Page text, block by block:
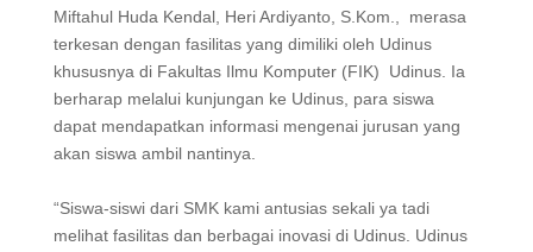
Miftahul Huda Kendal, Heri Ardiyanto, S.Kom., merasa
terkesan dengan fasilitas yang dimiliki oleh Udinus
khususnya di Fakultas Ilmu Komputer (FIK) Udinus. Ia
berharap melalui kunjungan ke Udinus, para siswa
dapat mendapatkan informasi mengenai jurusan yang
akan siswa ambil nantinya.
“Siswa-siswi dari SMK kami antusias sekali ya tadi
melihat fasilitas dan berbagai inovasi di Udinus. Udinus